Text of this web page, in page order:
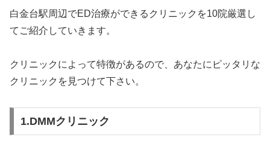
白金台駅周辺でED治療ができるクリニックを10院厳選し
てご紹介していきます。
クリニックによって特徴があるので、あなたにピッタリな
クリニックを見つけて下さい。
1.DMMクリニック